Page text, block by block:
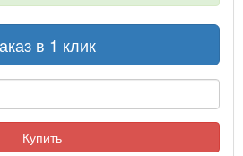
в 1 клик
Купить